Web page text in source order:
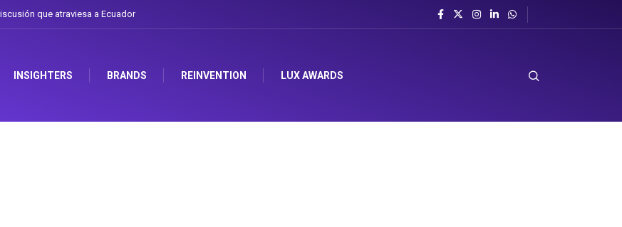
que atraviesa a Ecuador
INSIGHTERS BRANDS REINVENTION LUX AWARDS